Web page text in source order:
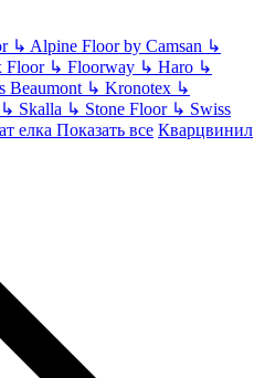
↳ Alpine Floor by Camsan ↳
Floor ↳ Floorway ↳ Haro ↳
Beaumont ↳ Kronotex ↳
↳ Skalla ↳ Stone Floor ↳ Swiss
елка Показать все Кварцвинил